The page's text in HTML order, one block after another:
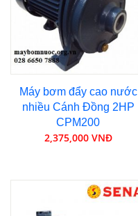
Máy bơm đẩy cao nước
nhiều Cánh Đồng 2HP
CPM200
2,375,000 VNĐ